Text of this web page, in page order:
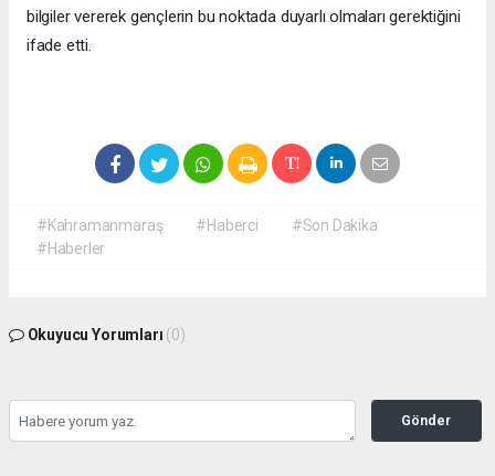
bilgiler vererek gençlerin bu noktada duyarlı olmaları gerektiğini
ifade etti.
#Kahramanmaraş #Haberci
#Son Dakika
#Haberler
Okuyucu Yorumları (0)
Gönder